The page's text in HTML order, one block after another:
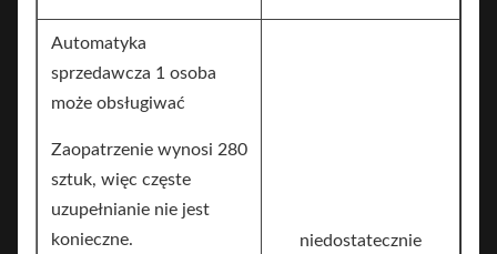
Automatyka
sprzedawcza 1 osoba
może obsługiwać
Zaopatrzenie wynosi 280
sztuk, więc częste
uzupełnianie nie jest
konieczne.
niedostatecznie